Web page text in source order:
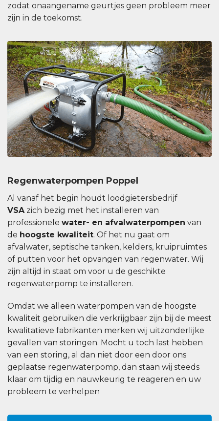
zodat onaangename geurtjes geen probleem meer
zijn in de toekomst.
Regenwaterpompen Poppel
Al vanaf het begin houdt loodgietersbedrijf
VSAzich bezig met het installeren van
professionele water- en afvalwaterpompen van
de hoogste kwaliteit. Of het nu gaat om
afvalwater, septische tanken, kelders, kruipruimtes
of putten voor het opvangen van regenwater. Wij
zijn altijd in staat om voor u de geschikte
regenwaterpomp te installeren.
Omdat we alleen waterpompen van de hoogste
kwaliteit gebruiken die verkrijgbaar zijn bij de meest
kwalitatieve fabrikanten merken wij uitzonderlijke
gevallen van storingen. Mocht u toch last hebben
van een storing, al dan niet door een door ons
geplaatse regenwaterpomp, dan staan ​​wij steeds
klaar om tijdig en nauwkeurig te reageren en uw
probleem te verhelpen